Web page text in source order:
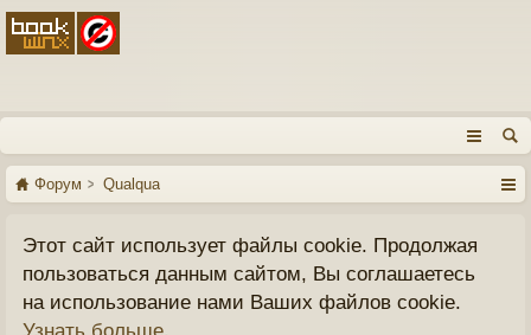
Форум Qualqua
Этот сайт использует файлы cookie. Продолжая
пользоваться данным сайтом, Вы соглашаетесь
на использование нами Ваших файлов cookie.
Узнать больше.